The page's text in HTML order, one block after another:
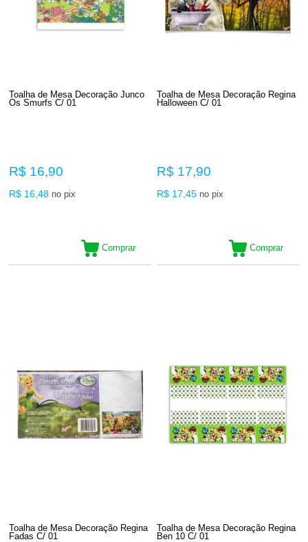
Toalha de Mesa Decoração Junco
Os Smurfs C/ 01
R$ 16,90
R$ 16,48 no pix
Comprar
Toalha de Mesa Decoração Regina
Halloween C/ 01
R$ 17,90
R$ 17,45 no pix
Comprar
Toalha de Mesa Decoração Regina
Fadas C/ 01
Toalha de Mesa Decoração Regina
Ben 10 C/ 01